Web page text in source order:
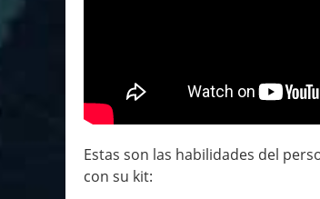
Estas son las habilidades del
con su kit: